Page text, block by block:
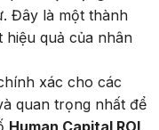
Đây là một thành
hiệu quả của nhân
xác cho các
quan trọng nhất để
Human Capital ROI